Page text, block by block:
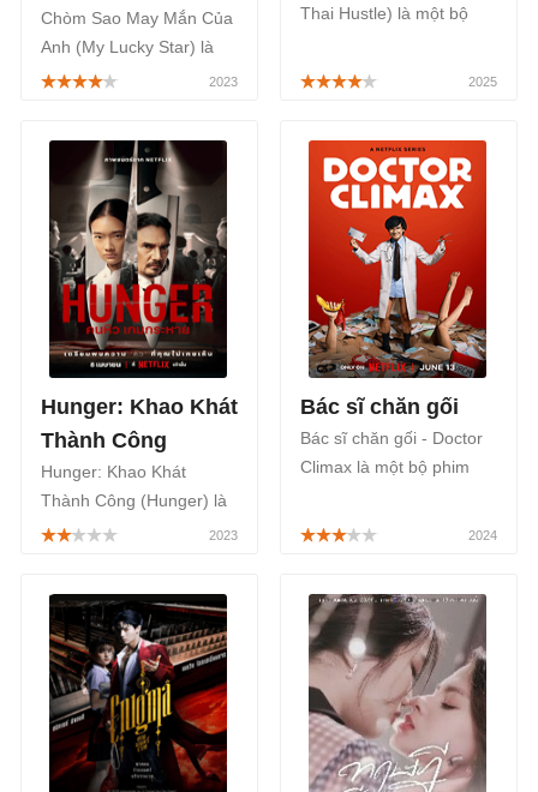
Chòm Sao May Mắn Của
Anh (My Lucky Star) là
một bộ phim truyền hình
chính thức phát sóng vào
ngày 19/04/2023 trên
kênh truyền hình One 31
của Thái Lan và phát
song song trên ứng dụng
TV360.
Thai Hustle) là một bộ
thuộc thể loại tâm lý, tình
dị, được công chiếu chính
thức bắt đầu từ ngày
04/04/2025.
Hunger: Khao Khát
Thành Công
Hunger: Khao Khát
Thành Công (Hunger) là
một bộ phim lẻ Thái Lan
chính thức trên ứng dụng
xem phim Netflix bắt đầu
từ ngày 08/04/2023.
Bác sĩ chăn gối
Bác sĩ chăn gối - Doctor
Climax là một bộ phim
vấn đề xã hội theo phong
năm 70, khi chuyện “chăn
gối” vẫn còn là điều cấm
kỵ